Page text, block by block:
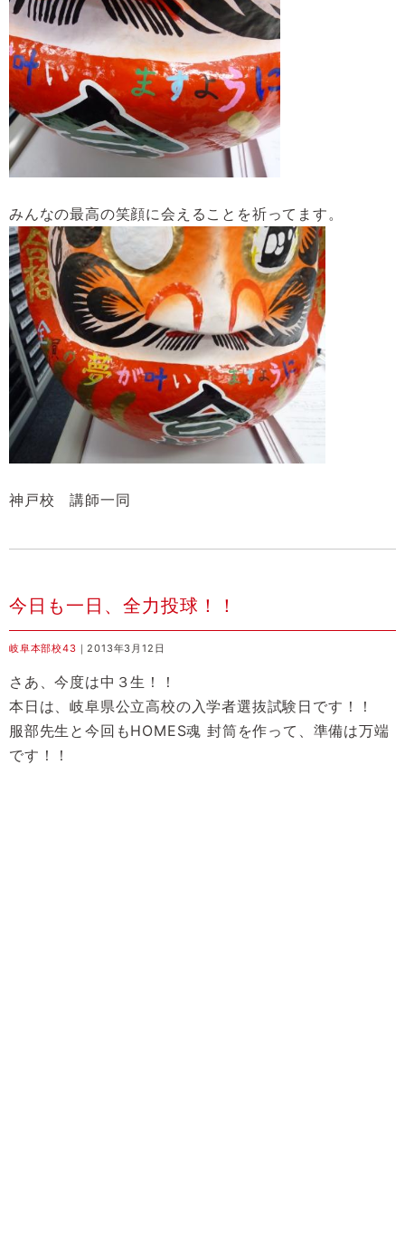
みんなの最高の笑顔に会えることを祈ってます。
神戸校 講師一同
今日も一日、全力投球！！
岐阜本部校43 ｜2013年3月12日
さあ、今度は中３生！！
本日は、岐阜県公立高校の入学者選抜試験日です！！
服部先生と今回もHOMES魂 封筒を作って、準備は万端
です！！